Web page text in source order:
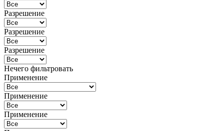
Разрешение
Разрешение
Разрешение
Нечего фильтровать
Применение
Применение
Применение